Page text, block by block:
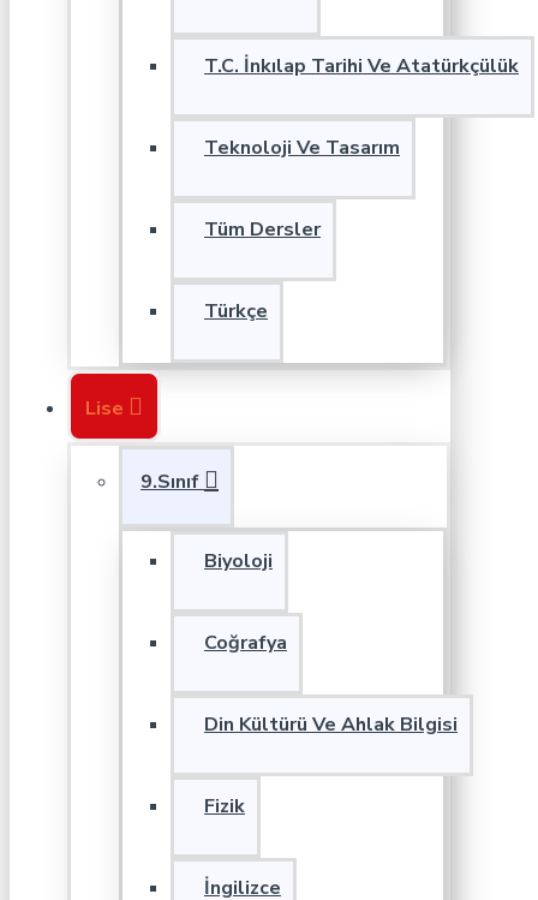
T.C. İnkılap Tarihi Ve Atatürkçülük
Teknoloji Ve Tasarım
Tüm Dersler
Türkçe
Lise
9.Sınıf
Biyoloji
Coğrafya
Din Kültürü Ve Ahlak Bilgisi
Fizik
İngilizce